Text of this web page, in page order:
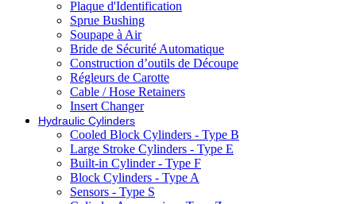
Plaque d'Identification
Sprue Bushing
Soupape à Air
Bride de Sécurité Automatique
Construction d’outils de Découpe
Régleurs de Carotte
Cable / Hose Retainers
Insert Changer
Hydraulic Cylinders
Cooled Block Cylinders - Type B
Large Stroke Cylinders - Type E
Built-in Cylinder - Type F
Block Cylinders - Type A
Sensors - Type S